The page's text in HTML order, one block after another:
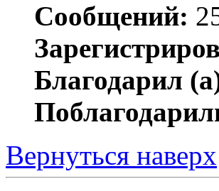
Сообщений:
Благодарил
Вернуться наверх